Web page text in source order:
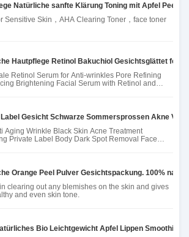
Natürliche sanfte Klärung Toning mit Apfel
Sensitive Skin，AHA Clearing Toner，face toner
Hautpflege Retinol Bakuchiol Gesichtsglättet
Retinol Serum for Anti-wrinkles Pore Refining
Brightening Facial Serum with Retinol and
Gesicht Schwarze Sommersprossen Akne
Aging Wrinkle Black Skin Acne Treatment
Private Label Body Dark Spot Removal Face
Orange Peel Pulver Gesichtspackung. 100%
clearing out any blemishes on the skin and gives
and even skin tone.
Bio Leichtgewicht Apfel Lippen Smoothie